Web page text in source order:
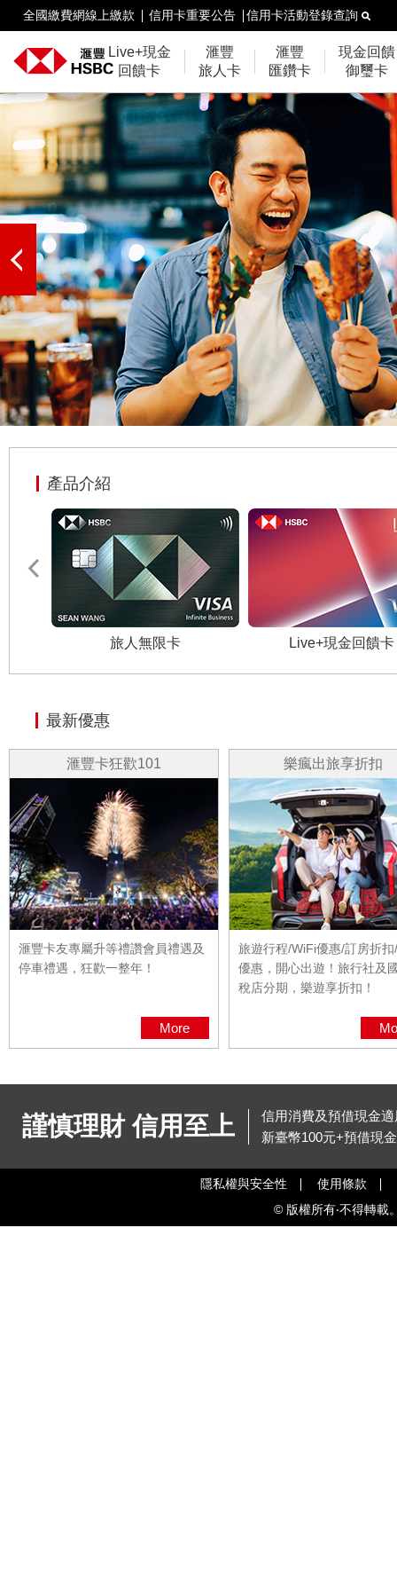
全國繳費網線上繳款 信用卡重要公告 信用卡活動登錄查詢
Live+現金
回饋卡
滙豐
旅人卡
滙豐
匯鑽卡
現金回饋
御璽卡
產品介紹
旅人無限卡 Live+現金回饋卡
最新優惠
滙豐卡狂歡101
滙豐卡友專屬升等禮讚會員禮遇及
停車禮遇，狂歡一整年！
More
樂瘋出旅享折扣
旅遊行程/WiFi優惠/訂房折扣
優惠，開心出遊！旅行社及
稅店分期，樂遊享折扣！
謹慎理財 信用至上
信用消費及預借現金
新臺幣100元+預借現
隱私權與安全性
使用條款
© 版權所有‧不得轉載